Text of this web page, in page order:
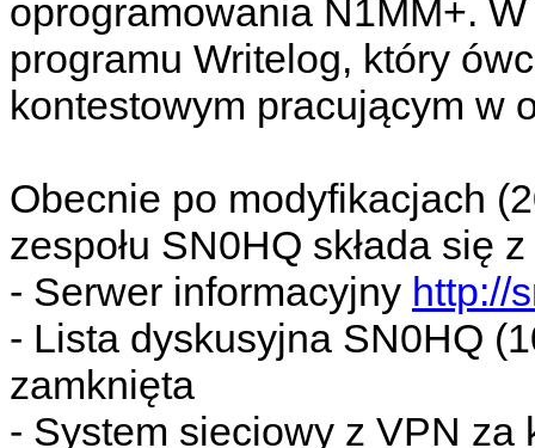
oprogramowania N1MM+.
programu Writelog, który
kontestowym pracującym w
Obecnie po modyfikacjach
zespołu SN0HQ składa się
- Serwer informacyjny http://
- Lista dyskusyjna SN0HQ
zamknięta
- System sieciowy z VPN